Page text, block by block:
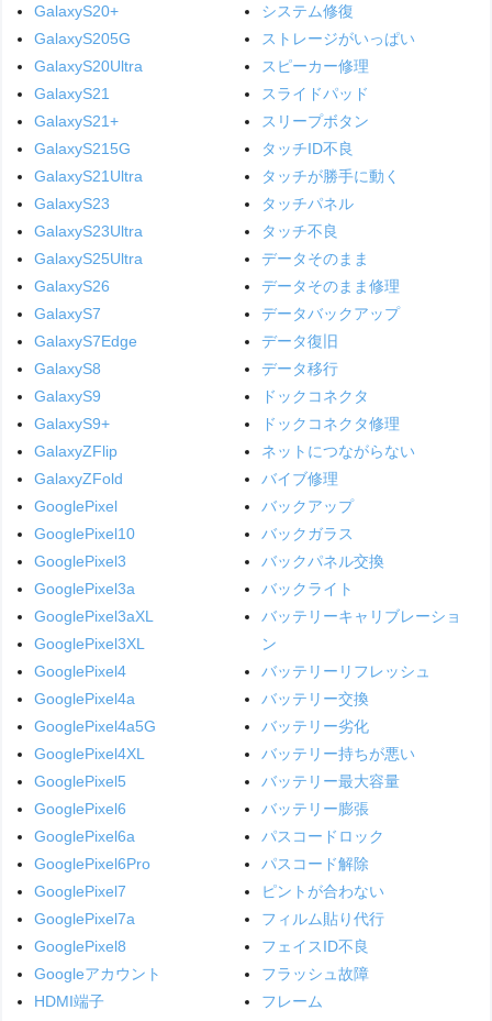
GalaxyS20+
GalaxyS205G
GalaxyS20Ultra
GalaxyS21
GalaxyS21+
GalaxyS215G
GalaxyS21Ultra
GalaxyS23
GalaxyS23Ultra
GalaxyS25Ultra
GalaxyS26
GalaxyS7
GalaxyS7Edge
GalaxyS8
GalaxyS9
GalaxyS9+
GalaxyZFlip
GalaxyZFold
GooglePixel
GooglePixel10
GooglePixel3
GooglePixel3a
GooglePixel3aXL
GooglePixel3XL
GooglePixel4
GooglePixel4a
GooglePixel4a5G
GooglePixel4XL
GooglePixel5
GooglePixel6
GooglePixel6a
GooglePixel6Pro
GooglePixel7
GooglePixel7a
GooglePixel8
Googleアカウント
HDMI端子
システム修復
ストレージがいっぱい
スピーカー修理
スライドパッド
スリープボタン
タッチID不良
タッチが勝手に動く
タッチパネル
タッチ不良
データそのまま
データそのまま修理
データバックアップ
データ復旧
データ移行
ドックコネクタ
ドックコネクタ修理
ネットにつながらない
バイブ修理
バックアップ
バックガラス
バックパネル交換
バックライト
バッテリーキャリブレーショ
ン
バッテリーリフレッシュ
バッテリー交換
バッテリー劣化
バッテリー持ちが悪い
バッテリー最大容量
バッテリー膨張
パスコードロック
パスコード解除
ピントが合わない
フィルム貼り代行
フェイスID不良
フラッシュ故障
フレーム